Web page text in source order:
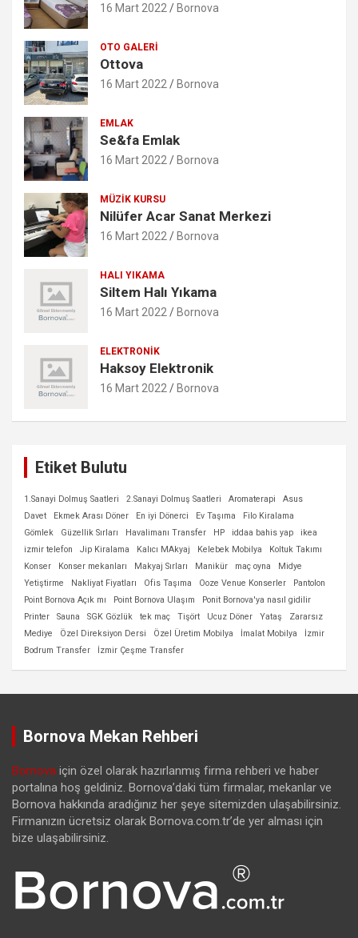
16 Mart 2022 Bornova
OTO GALERI
Ottova
16 Mart 2022 Bornova
EMLAK
Se&fa Emlak
16 Mart 2022 Bornova
MÜZIK KURSU
Nilüfer Acar Sanat Merkezi
16 Mart 2022 Bornova
HALI YIKAMA
Siltem Halı Yıkama
16 Mart 2022 Bornova
ELEKTRONIK
Haksoy Elektronik
16 Mart 2022 Bornova
Etiket Bulutu
1.Sanayi Dolmuş Saatleri 2.Sanayi Dolmuş Saatleri Aromaterapi
Asus
Davet
Ekmek Arası Döner En iyi Dönerci Ev Taşıma
Filo Kiralama
Gömlek
Güzellik Sırları Havalimanı Transfer HP iddaa bahis yap
ikea
izmir telefon
Jip Kiralama Kalıcı MAkyaj Kelebek Mobilya
Koltuk Takımı
Konser
Konser mekanları Makyaj Sırları Manikür maç oyna
Midye
Yetiştirme
Nakliyat Fiyatları Ofis Taşıma Ooze Venue Konserler
Pantolon
Point Bornova Açık mı
Point Bornova Ulaşım
Ponit Bornova'ya nasıl gidilir
Printer
Sauna SGK Gözlük tek maç Tişört Ucuz Döner Yataş
Zararsız
Mediye
Özel Direksiyon Dersi Özel Üretim Mobilya İmalat Mobilya
İzmir
Bodrum Transfer
İzmir Çeşme Transfer
Bornova Mekan Rehberi
Bornova için özel olarak hazırlanmış firma rehberi ve haber
portalına hoş geldiniz. Bornova’daki tüm firmalar, mekanlar ve
Bornova hakkında aradığınız her şeye sitemizden ulaşabilirsiniz.
Firmanızın ücretsiz olarak Bornova.com.tr’de yer alması için
bize ulaşabilirsiniz.